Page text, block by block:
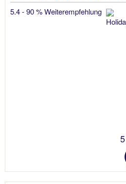
5.4 - 90 % Weiterempfehlung